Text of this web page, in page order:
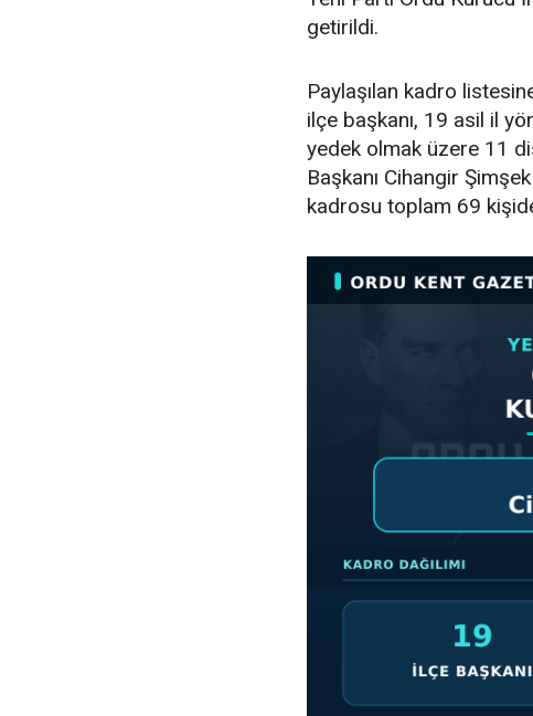
getirildi.
Paylaşılan kadro
ilçe başkanı, 19 asil il
yedek olmak üzere 11
Başkanı Cihangir
kadrosu toplam 69